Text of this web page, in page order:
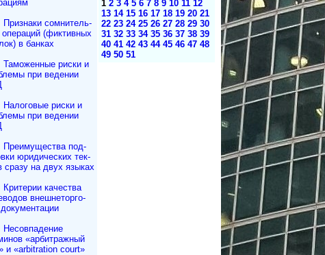
Признаки сомнитель­
(фиктивных
в банках
Таможенные риски и
при ведении
Налоговые риски и
при ведении
Преимущества под­
юри­ди­чес­ких тек­
сразу на двух языках
Критерии качества
внешне­тор­го­
Несовпадение
«арбитражный
и «arbitration court»
1 2 3 4 5 6 7 8 9 10 11 12
13 14 15 16 17 18 19 20 21
22 23 24 25 26 27 28 29 30
31 32 33 34 35 36 37 38 39
40 41 42 43 44 45 46 47 48
49 50 51